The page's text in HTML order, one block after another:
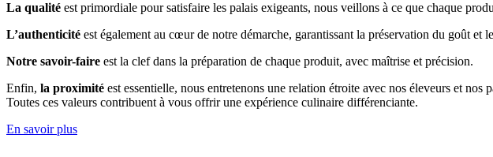
La qualité est primordiale pour satisfaire les palais exigeants, nous veillons à ce que chaque
L’authenticité est également au cœur de notre démarche, garantissant la préservation du goût et
Notre savoir-faire est la clef dans la préparation de chaque produit, avec maîtrise et précision.
Enfin, la proximité est essentielle, nous entretenons une relation étroite avec nos éleveurs et
Toutes ces valeurs contribuent à vous offrir une expérience culinaire différenciante.
En savoir plus